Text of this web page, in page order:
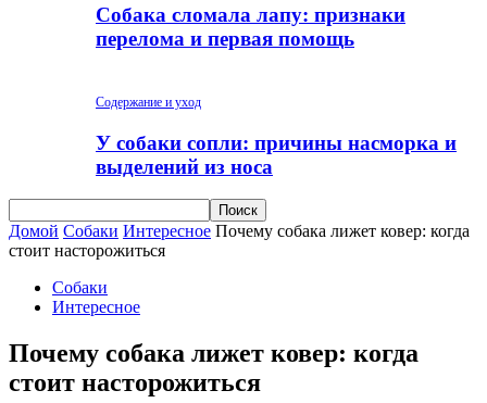
Собака сломала лапу: признаки
перелома и первая помощь
Содержание и уход
У собаки сопли: причины насморка и
выделений из носа
Домой Собаки Интересное Почему собака лижет ковер: когда
стоит насторожиться
Собаки
Интересное
Почему собака лижет ковер: когда
стоит насторожиться